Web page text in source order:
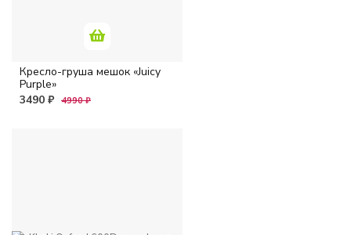
Кресло-груша мешок «Juicy
Purple»
3490 ₽ 4990 ₽